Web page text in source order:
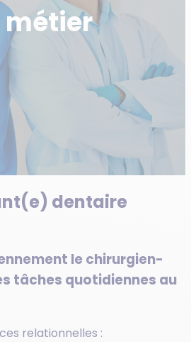
métier
dentaire
le chirurgien-
tâches quotidiennes au
relationnelles :